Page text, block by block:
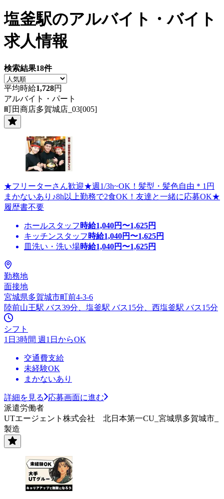
塩釜駅のアルバイト・バイト
求人情報
検索結果18件
平均時給1,728円
アルバイト・パート
町田商店多賀城店_03[005]
★フリーターさん歓迎★週1/3h~OK！髪型・髪色自由＊1円
まかないあり♪8h以上勤務で2食OK！友達と一緒に応募OK★
履歴書不要
ホールスタッフ 時給1,040円〜1,625円
キッチンスタッフ 時給1,040円〜1,625円
皿洗い・洗い場時給1,040円〜1,625円
勤務地
面接地
宮城県多賀城市町前4-3-6
陸前山王駅 バス39分、塩釜駅 バス15分、西塩釜駅 バス15分
シフト
1日3時間 週1日からOK
交通費支給
未経験OK
まかないあり
詳細を見る
応募画面に進む
派遣労働者
UTエージェント株式会社 北日本第一CU_宮城県多賀城市_
製造